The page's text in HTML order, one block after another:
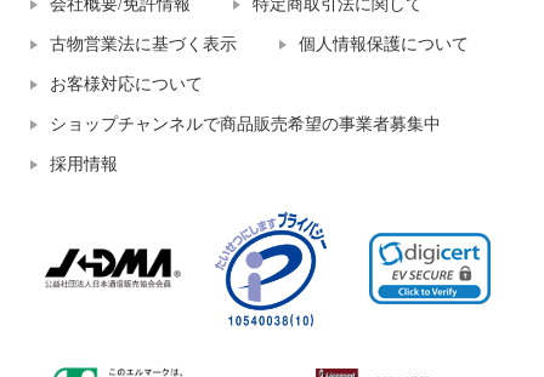
会社概要/免許情報 特定商取引法に関して
古物営業法に基づく表示 個人情報保護について
お客様対応について
ショップチャンネルで商品販売希望の事業者募集中
採用情報